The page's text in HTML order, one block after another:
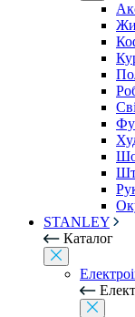
STANLEY
Каталог